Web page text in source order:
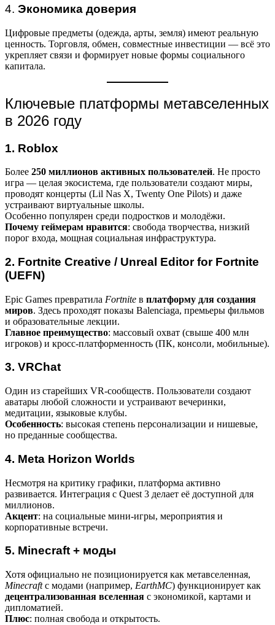
4. Экономика доверия
Цифровые предметы (одежда, арты, земля) имеют реальную
ценность. Торговля, обмен, совместные инвестиции — всё это
укрепляет связи и формирует новые формы социального
капитала.
Ключевые платформы метавселенных
в 2026 году
1. Roblox
Более 250 миллионов активных пользователей. Не просто
игра — целая экосистема, где пользователи создают миры,
проводят концерты (Lil Nas X, Twenty One Pilots) и даже
устраивают виртуальные школы.
Особенно популярен среди подростков и молодёжи.
Почему геймерам нравится: свобода творчества, низкий
порог входа, мощная социальная инфраструктура.
2. Fortnite Creative / Unreal Editor for Fortnite
(UEFN)
Epic Games превратила Fortnite в платформу для создания
миров. Здесь проходят показы Balenciaga, премьеры фильмов
и образовательные лекции.
Главное преимущество: массовый охват (свыше 400 млн
игроков) и кросс-платформенность (ПК, консоли, мобильные).
3. VRChat
Один из старейших VR-сообществ. Пользователи создают
аватары любой сложности и устраивают вечеринки,
медитации, языковые клубы.
Особенность: высокая степень персонализации и нишевые,
но преданные сообщества.
4. Meta Horizon Worlds
Несмотря на критику графики, платформа активно
развивается. Интеграция с Quest 3 делает её доступной для
миллионов.
Акцент: на социальные мини-игры, мероприятия и
корпоративные встречи.
5. Minecraft + моды
Хотя официально не позиционируется как метавселенная,
Minecraftс модами (например, EarthMC) функционирует как
децентрализованная вселенная с экономикой, картами и
дипломатией.
Плюс: полная свобода и открытость.